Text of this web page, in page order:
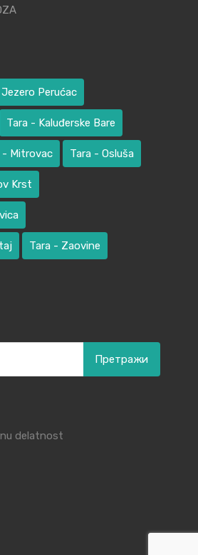
Jezero Perućac
Tara - Kaluđerske Bare
- Mitrovac Tara - Osluša
Krst
Tara - Zaovine
за:
delatnost